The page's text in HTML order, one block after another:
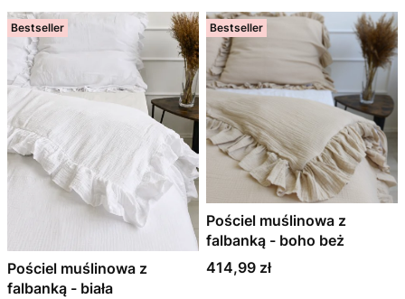
Bestseller
Pościel muślinowa z
falbanką - biała
Bestseller
Pościel muślinowa z
falbanką - boho beż
Cena
414,99 zł